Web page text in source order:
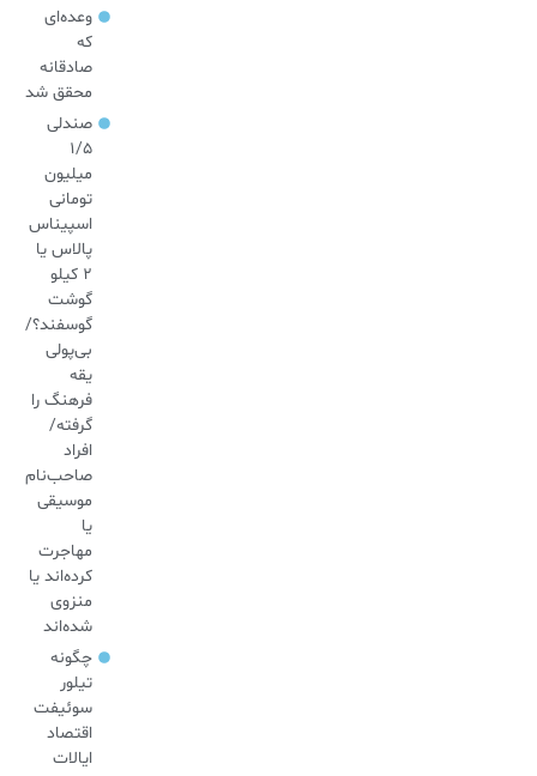
وعده‌ای
که
صادقانه
محقق شد
صندلی
۱/۵
میلیون
تومانی
اسپیناس
پالاس یا
۲ کیلو
گوشت
گوسفند؟/
بی‌پولی
یقه
فرهنگ را
گرفته/
افراد
صاحب‌نام
موسیقی
یا
مهاجرت
کرده‌اند یا
منزوی
شده‌اند
چگونه
تیلور
سوئیفت
اقتصاد
ایالات